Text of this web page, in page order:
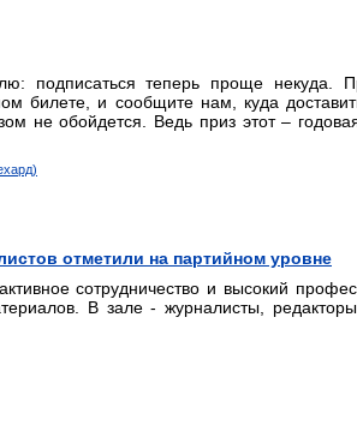
подписаться теперь проще некуда.
билете, и сообщите нам, куда
не обойдется. Ведь приз этот –
отметили на партийном уровне
сотрудничество и высокий
В зале - журналисты,